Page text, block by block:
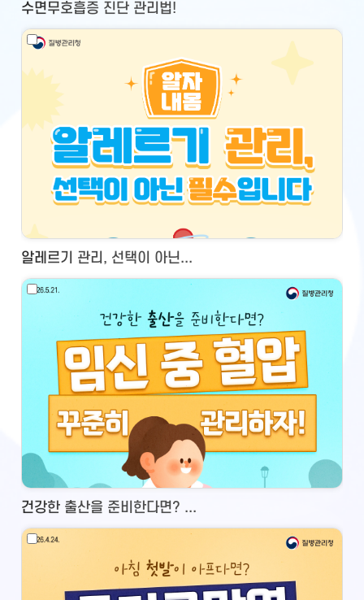
수면무호흡증 진단 관리법!
알레르기 관리, 선택이 아닌...
건강한 출산을 준비한다면? ...